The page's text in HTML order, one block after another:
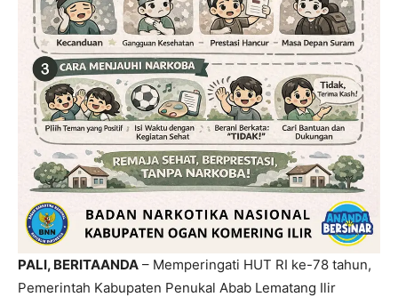
PALI, BERITAANDA – Memperingati HUT RI ke-78 tahun,
Pemerintah Kabupaten Penukal Abab Lematang Ilir